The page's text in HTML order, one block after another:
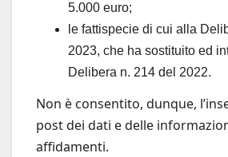
5.000 euro;
le fattispecie di cui alla
2023, che ha sostituito ed
Delibera n. 214 del 2022.
Non è consentito, dunque,
post dei dati e delle
affidamenti.